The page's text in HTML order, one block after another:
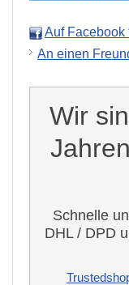
Auf Facebook
An einen
Wir
Schnelle
DHL / DPD